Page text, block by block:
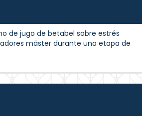
de jugo de betabel sobre estrés
máster durante una etapa de